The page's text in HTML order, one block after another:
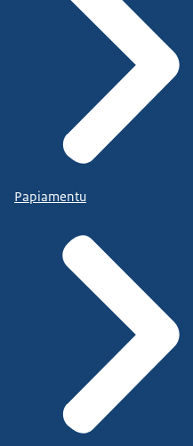
Papiamentu